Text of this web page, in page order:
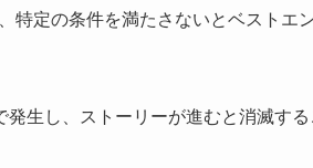
特定の条件を満たさないとベストエ
生し、ストーリーが進むと消滅す